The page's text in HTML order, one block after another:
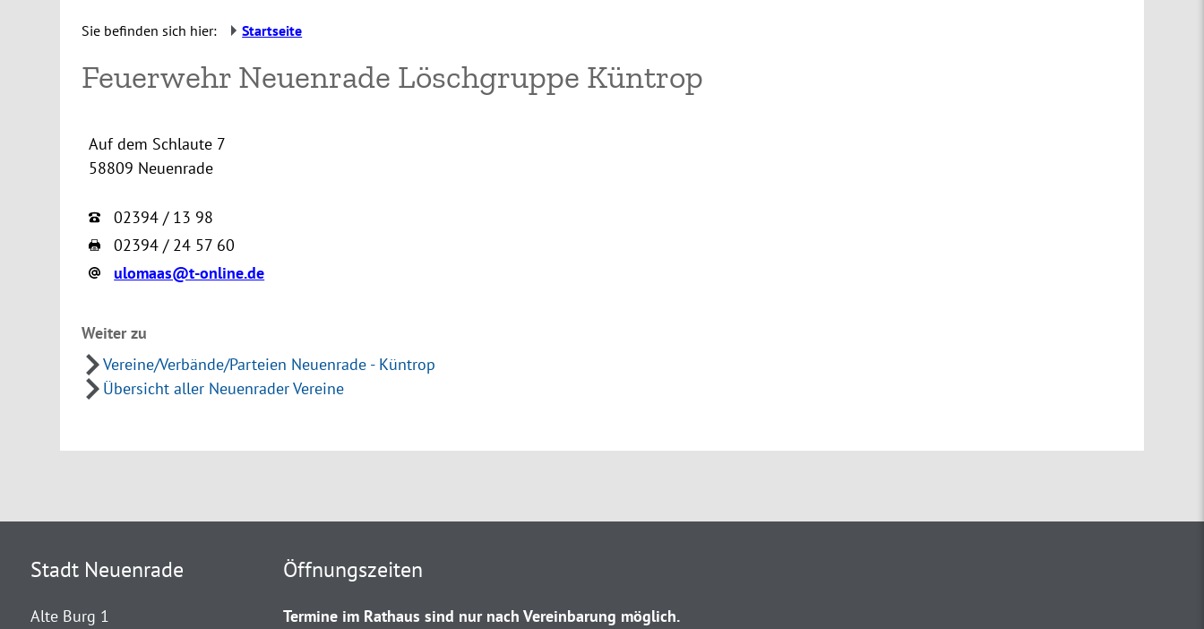
Sie befinden sich hier: Startseite
Feuerwehr Neuenrade Löschgruppe Küntrop
Auf dem Schlaute 7
58809 Neuenrade
02394 / 13 98
02394 / 24 57 60
ulomaas@t-online.de
Weiter zu
Vereine/Verbände/Parteien Neuenrade - Küntrop
Übersicht aller Neuenrader Vereine
Stadt Neuenrade
Alte Burg 1
Öffnungszeiten
Termine im Rathaus sind nur nach Vereinbarung möglich.